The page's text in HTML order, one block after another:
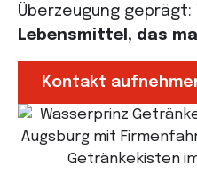
Überzeugung geprägt:
Lebensmittel, das
Kontakt